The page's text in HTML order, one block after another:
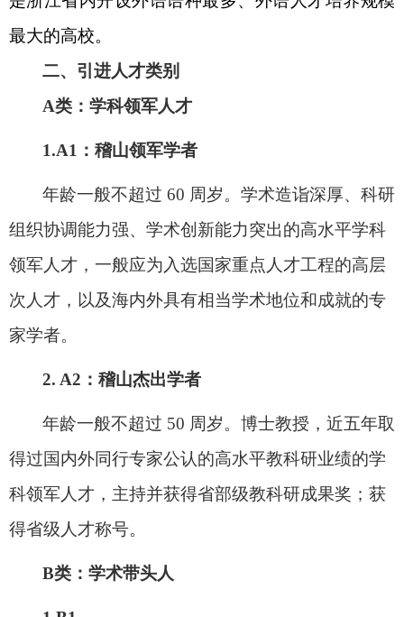
最大的高校。
二、引进人才类别
A类：学科领军人才
1.A1 ： 稽山领军学者
年龄一般不超过 60 周岁。学术造诣深厚、科研
组织协调能力强、学术创新能力突出的高水平学科
领军人才， 一般应为入选国家重点人才工程的高层
次人才 ，以及海内外具有相当学术地位和成就的专
家学者。
2. A2 ： 稽山杰出学者
年龄一般不超过 50 周岁。 博士教授 ， 近五年取
得过国内外同行专家公认的高水平教科研业绩的学
科领军人才， 主持并获得省部级教科研成果奖 ； 获
得省级人才称号。
B类：学术带头人